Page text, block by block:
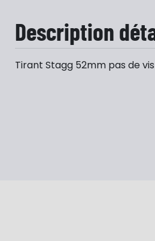
Description
Tirant Stagg 52mm pas de